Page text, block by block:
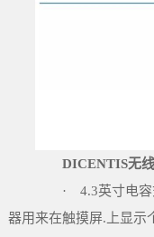
DICENTIS无
· 4.3英寸电容式
器用来在触摸屏.上显示